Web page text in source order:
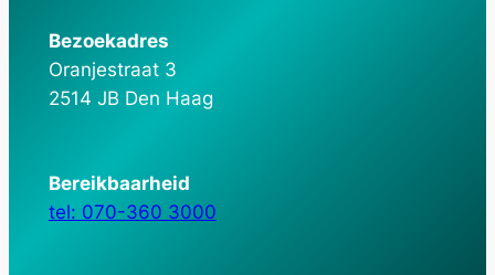
Bezoekadres
Oranjestraat 3
2514 JB Den Haag
Bereikbaarheid
tel: 070-360 3000